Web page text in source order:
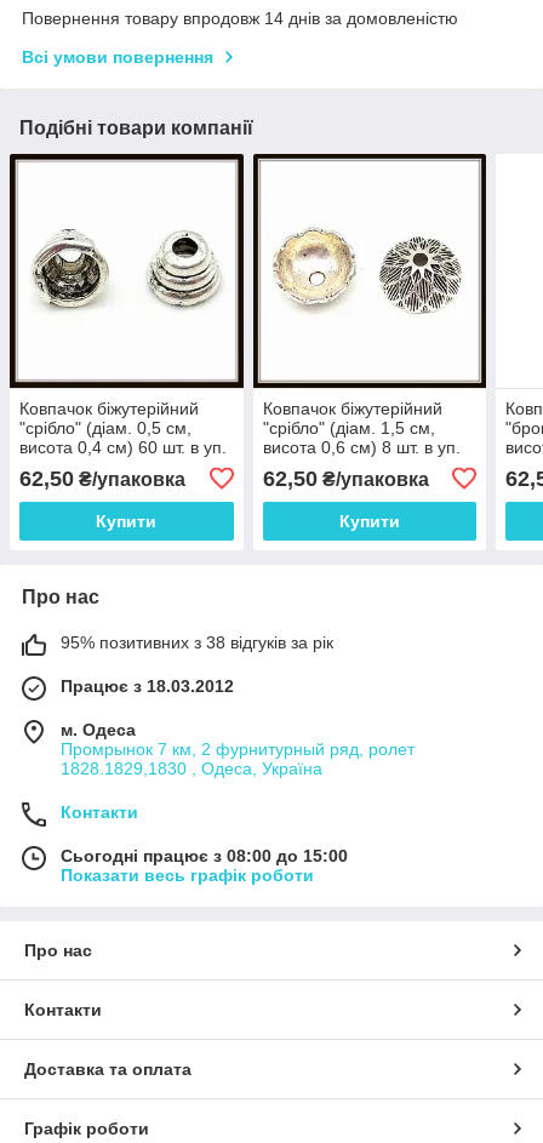
Повернення товару впродовж 14 днів за домовленістю
Всі умови повернення
Подібні товари компанії
Ковпачок біжутерійний
"срібло" (діам. 0,5 см,
висота 0,4 см) 60 шт. в уп.
62,50 ₴/упаковка
Купити
Ковпачок біжутерійний
"срібло" (діам. 1,5 см,
висота 0,6 см) 8 шт. в уп.
62,50₴/упаковка
Купити
Про нас
95% позитивних з 38 відгуків за рік
Працює з 18.03.2012
м. Одеса
Промрынок 7 км, 2 фурнитурный ряд, ролет
1828.1829,1830 , Одеса, Україна
Контакти
Сьогодні працює з 08:00 до 15:00
Показати весь графік роботи
Про нас
Контакти
Доставка та оплата
Графік роботи